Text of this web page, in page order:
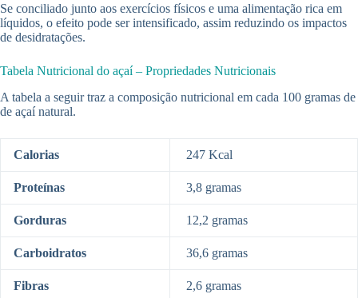
Se conciliado junto aos exercícios físicos e uma alimentação rica em
líquidos, o efeito pode ser intensificado, assim reduzindo os impactos
de desidratações.
Tabela Nutricional do açaí – Propriedades Nutricionais
A tabela a seguir traz a composição nutricional em cada 100 gramas de
de açaí natural.
Calorias 247 Kcal
Proteínas 3,8 gramas
Gorduras 12,2 gramas
Carboidratos 36,6 gramas
Fibras 2,6 gramas